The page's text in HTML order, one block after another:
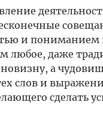
и
любое, даже
а
слов и
сделать